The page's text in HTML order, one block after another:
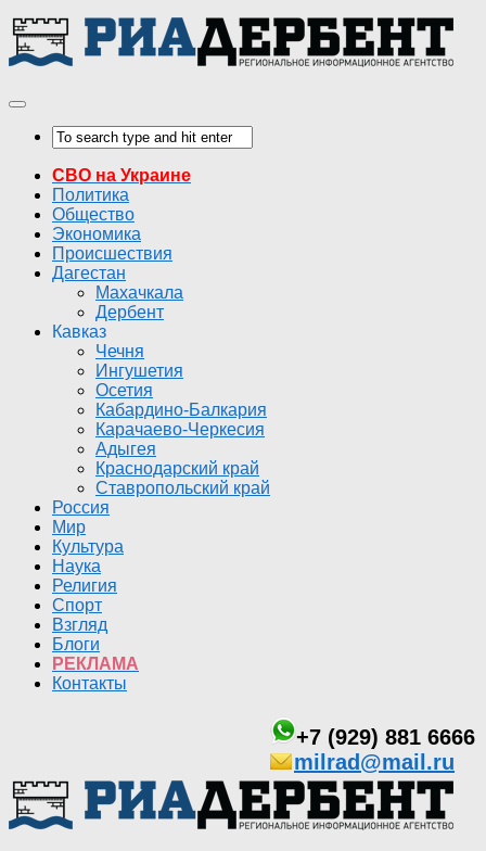
СВО на Украине
Политика
Общество
Экономика
Происшествия
Дагестан
Махачкала
Дербент
Кавказ
Чечня
Ингушетия
Осетия
Кабардино-Балкария
Карачаево-Черкесия
Адыгея
Краснодарский край
Ставропольский край
Россия
Мир
Культура
Наука
Религия
Спорт
Взгляд
Блоги
РЕКЛАМА
Контакты
+7 (929) 881 6666
milrad@mail.ru